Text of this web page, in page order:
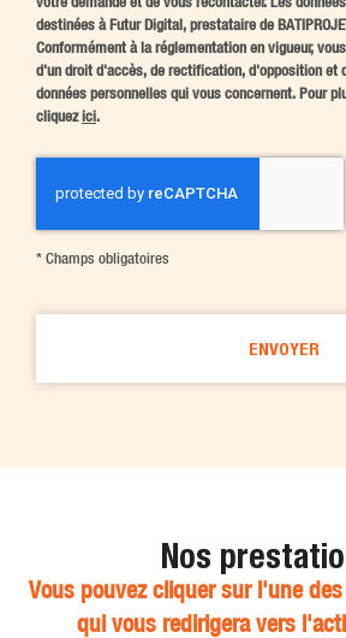
destinées à Futur Digital, prestataire de
Conformément à la réglementation en vigueur,
d'un droit d'accès, de rectification, d'opposition et
données personnelles qui vous concernent. Pour
cliquez ici.
* Champs obligatoires
Nos
Vous pouvez cliquer sur l'une
qui vous redirigera vers